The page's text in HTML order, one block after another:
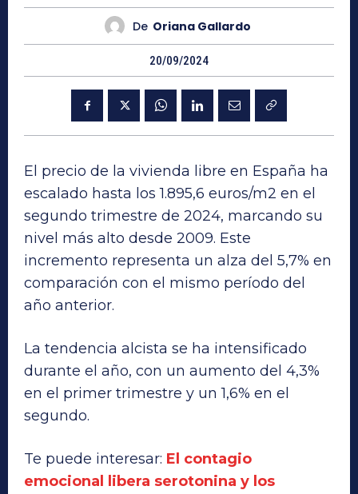
De Oriana Gallardo
20/09/2024
El precio de la vivienda libre en España ha
escalado hasta los 1.895,6 euros/m2 en el
segundo trimestre de 2024, marcando su
nivel más alto desde 2009. Este
incremento representa un alza del 5,7% en
comparación con el mismo período del
año anterior.
La tendencia alcista se ha intensificado
durante el año, con un aumento del 4,3%
en el primer trimestre y un 1,6% en el
segundo.
Te puede interesar: El contagio
emocional libera serotonina y los